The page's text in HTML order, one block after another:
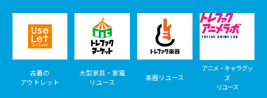
古着の
アウトレット
大型家具・家電
リユース
楽器リユース
アニメ・キャラグッ
ズ
リユース